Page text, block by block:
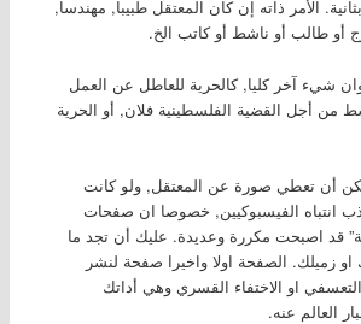
الأمر ذاته إن كان المعتقل طبيبا, مهندسا,
طالب أو ناشط أو كاتب الخ.
شيء آخر كليا, كالحرية للعاطل عن العمل
من أجل القضية الفلسطينية فلان, أو الحرية
أن تعطي صورة عن المعتقل, ولو كانت
انتباه الفيسبوكيين, خصوصا ان صفحات
قد اصبحت مكررة وعديدة. عليك أن تجد ما
زميلك. الصفحة اولا واخيرا صفحة لنشر
او الاختفاء القسري وهي أداتك
العالم عنه.